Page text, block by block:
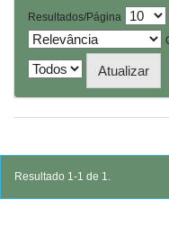
Resultados/Página
Resultado 1-1 de 1.